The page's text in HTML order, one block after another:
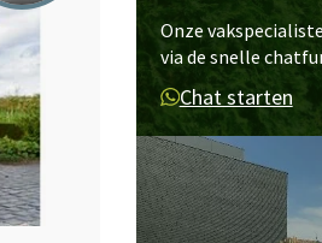
Onze
via de snelle
Chat starten